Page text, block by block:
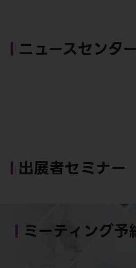
ニュースセンタ
出展者セミナー
ミーティング予